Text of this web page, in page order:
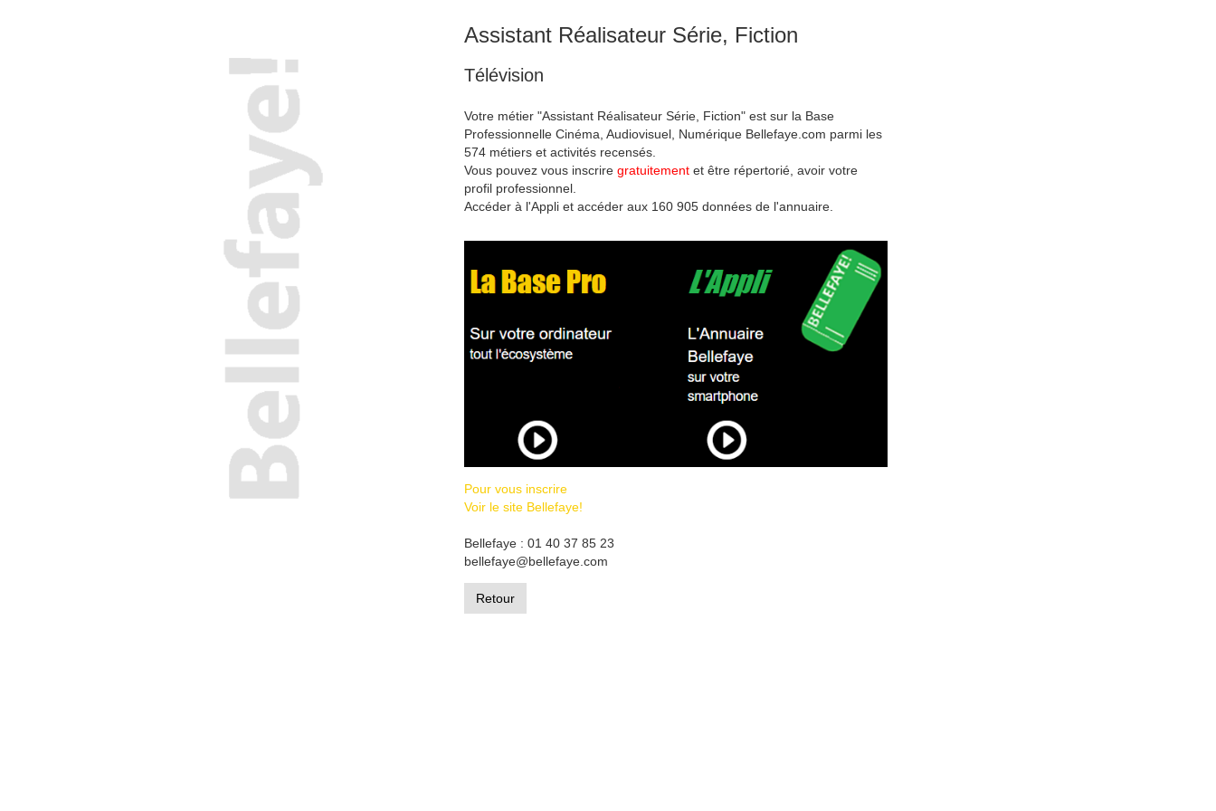
Assistant Réalisateur Série, Fiction
Télévision
Votre métier "Assistant Réalisateur Série, Fiction" est sur la Base
Professionnelle Cinéma, Audiovisuel, Numérique Bellefaye.com parmi les
574 métiers et activités recensés.
Vous pouvez vous inscrire gratuitementet être répertorié, avoir votre
profil professionnel.
Accéder à l'Appli et accéder aux 160 905 données de l'annuaire.
Pour vous inscrire
Voir le site Bellefaye!
Bellefaye : 01 40 37 85 23
bellefaye@bellefaye.com
Retour